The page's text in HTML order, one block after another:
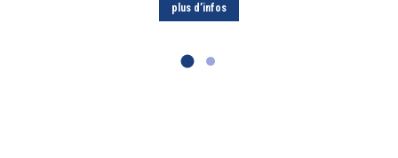
plus d’infos